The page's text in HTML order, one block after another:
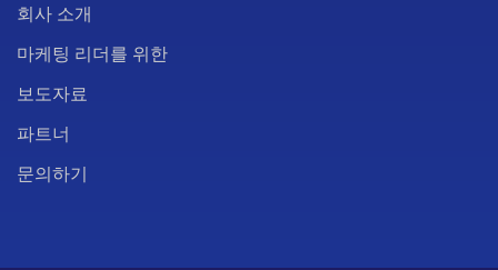
회사 소개
마케팅 리더를 위한
보도자료
파트너
문의하기